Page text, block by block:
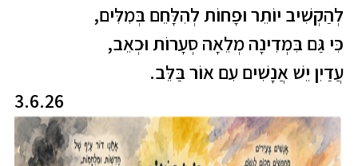
לְהַקְשִׁיב יוֹתֵר וּפָחוֹת לְהִלָּחֵם בְּמִלִּים,
כִּי גַּם בִּמְדִינָה מְלֵאָה סְעָרוֹת וּכְאֵב,
עֲדַיִן יֵשׁ אֲנָשִׁים עִם אוֹר בַּלֵּב.
3.6.26